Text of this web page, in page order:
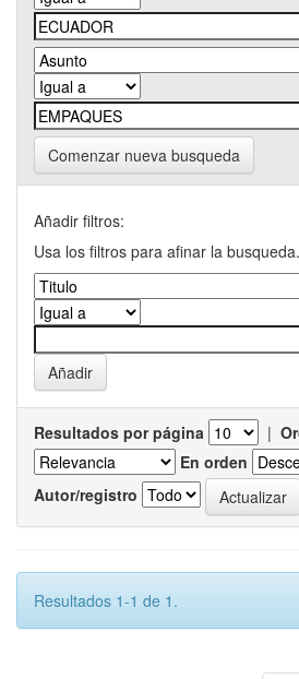
Comenzar nueva busqueda
Añadir filtros:
Usa los filtros para afinar la busqueda.
Resultados por página |
En orden
Autor/registro
Resultados 1-1 de 1.